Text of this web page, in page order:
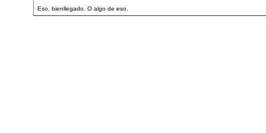
Eso, bienllegado. O algo de eso.